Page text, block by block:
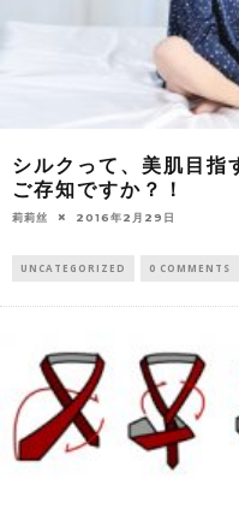
シルクって、美肌目指
ご存知ですか？！
莉莉丝 2016年2月29日
UNCATEGORIZED 0 COMMENTS